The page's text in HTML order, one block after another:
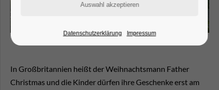
In Großbritannien heißt der Weihnachtsmann Father
Christmas und die Kinder dürfen ihre Geschenke erst am
Datenschutzerklärung Impressum